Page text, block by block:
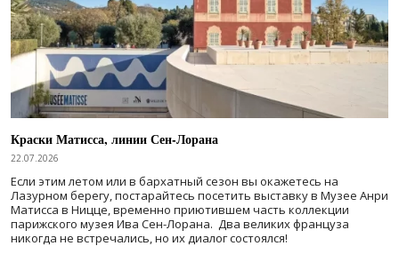
Краски Матисса, линии Сен-Лорана
22.07.2026
Если этим летом или в бархатный сезон вы окажетесь на
Лазурном берегу, постарайтесь посетить выставку в Музее Анри
Матисса в Ницце, временно приютившем часть коллекции
парижского музея Ива Сен-Лорана. Два великих француза
никогда не встречались, но их диалог состоялся!